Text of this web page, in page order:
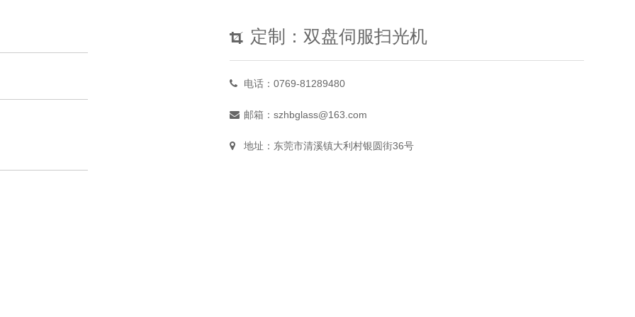
定制：双盘伺服扫光机
电话：0769-81289480
邮箱：szhbglass@163.com
地址：东莞市清溪镇大利村银圆街36号